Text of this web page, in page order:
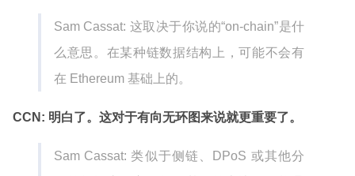
Sam Cassat: 这取决于你说的“on-chain”是什
么意思。在某种链数据结构上，可能不会有
在 Ethereum 基础上的。
CCN: 明白了。这对于有向无环图来说就更重要了。
Sam Cassat: 类似于侧链、DPoS 或其他分